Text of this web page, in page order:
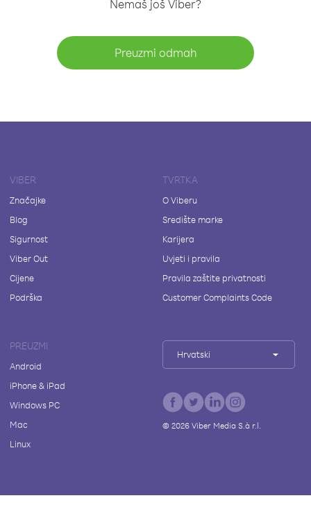
Nemaš još Viber?
Preuzmi odmah
VIBER
Značajke
Blog
Sigurnost
Viber Out
Cijene
Podrška
TVRTKA
O Viberu
Središte marke
Karijera
Uvjeti i pravila
Pravila zaštite privatnosti
Customer Complaints Code
PREUZMI
Android
iPhone & iPad
Windows PC
Mac
Linux
Hrvatski
© 2026Viber Media S.à r.l.